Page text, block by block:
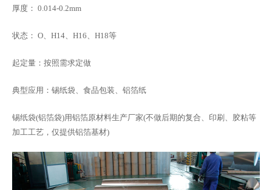
厚度： 0.014-0.2mm
状态： O、H14、H16、H18等
起定量：按照需求定做
典型应用：锡纸袋、食品包装、铝箔纸
锡纸袋(铝箔袋)用铝箔原材料生产厂家(不做后期的复合、印刷、胶粘等
加工工艺，仅提供铝箔基材)